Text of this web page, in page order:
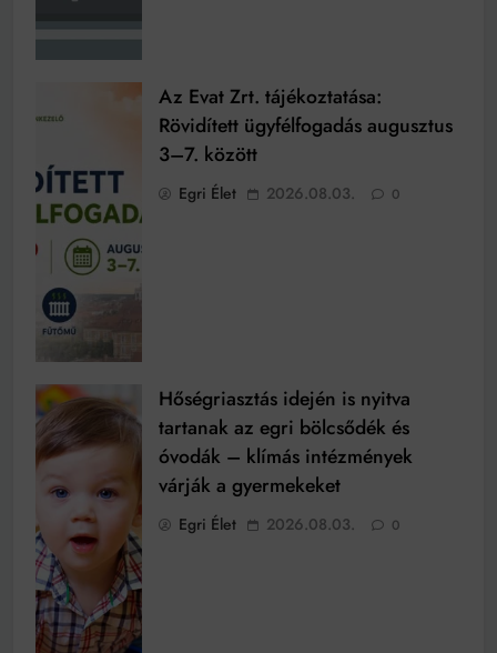
Az Evat Zrt. tájékoztatása:
Rövidített ügyfélfogadás augusztus
3–7. között
Egri Élet 2026.08.03. 0
Hőségriasztás idején is nyitva
tartanak az egri bölcsődék és
óvodák – klímás intézmények
várják a gyermekeket
Egri Élet 2026.08.03. 0